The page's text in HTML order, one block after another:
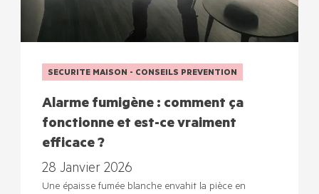
SECURITE MAISON - CONSEILS PREVENTION
Alarme fumigène : comment ça
fonctionne et est-ce vraiment
efficace ?
28 Janvier 2026
Une épaisse fumée blanche envahit la pièce en